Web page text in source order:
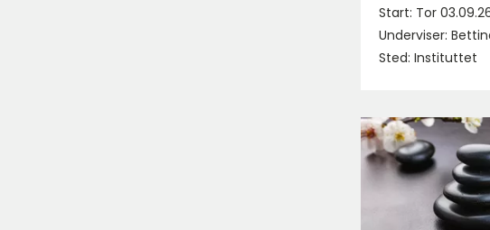
Start: Tor
Underviser:
Sted: Instituttet